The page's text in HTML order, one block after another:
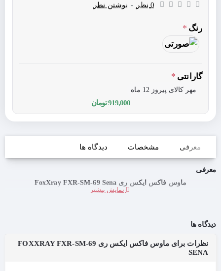
0 نظر - نوشتن نظر
رنگ
گارانتی
مهر کالای پیروز 12 ماه
919,000 تومان
معرفی مشخصات دیدگاه ها
معرفی
ماوس فاکس ایکس ری FoxXray FXR-SM-69 Sena
دیدگاه ها
نظرات برای ماوس فاکس ایکس ری FOXXRAY FXR-SM-69
SENA